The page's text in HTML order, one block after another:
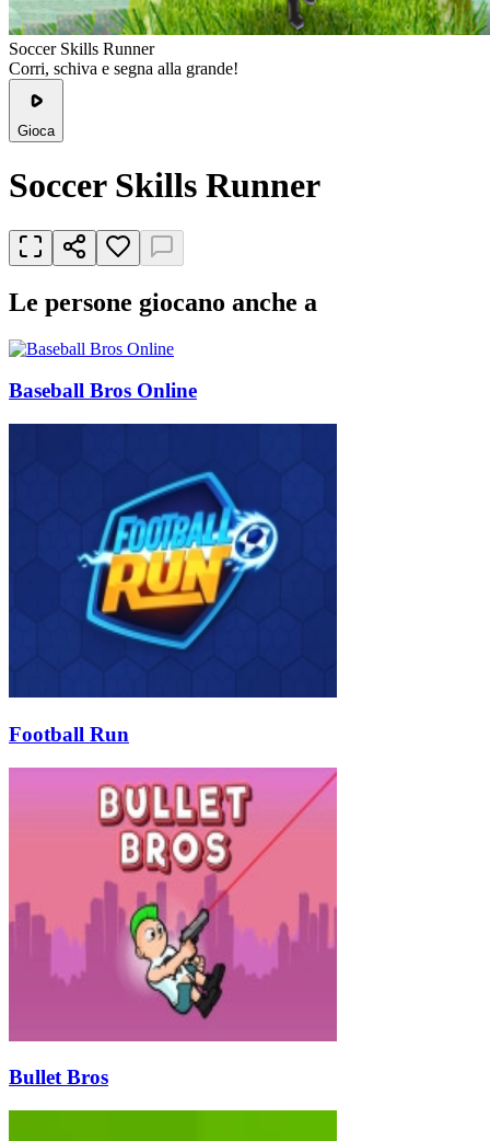
Soccer Skills Runner
Corri, schiva e segna alla grande!
Gioca
Soccer Skills Runner
Le persone giocano anche a
Baseball Bros Online
Football Run
Bullet Bros